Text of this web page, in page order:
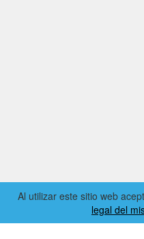
Al utilizar este sitio web
legal del